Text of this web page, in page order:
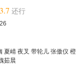
3.7 还行
夏崝 夜叉 带轮儿 张傲仪 橙
茹晨